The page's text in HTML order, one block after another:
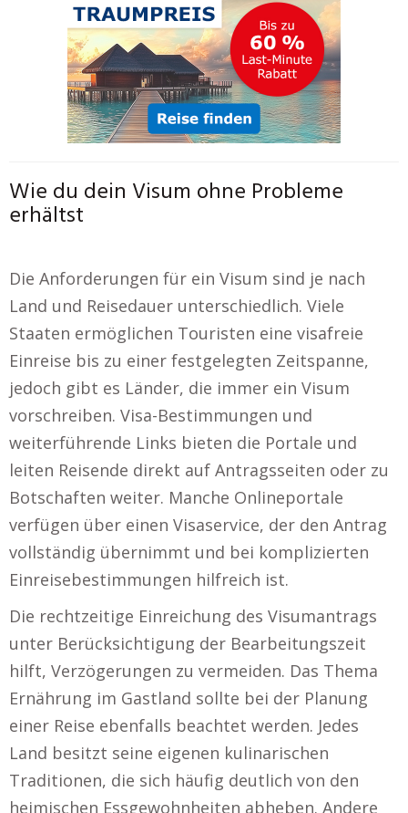
Wie du dein Visum ohne Probleme
erhältst
Die Anforderungen für ein Visum sind je nach
Land und Reisedauer unterschiedlich. Viele
Staaten ermöglichen Touristen eine visafreie
Einreise bis zu einer festgelegten Zeitspanne,
jedoch gibt es Länder, die immer ein Visum
vorschreiben. Visa-Bestimmungen und
weiterführende Links bieten die Portale und
leiten Reisende direkt auf Antragsseiten oder zu
Botschaften weiter. Manche Onlineportale
verfügen über einen Visaservice, der den Antrag
vollständig übernimmt und bei komplizierten
Einreisebestimmungen hilfreich ist.
Die rechtzeitige Einreichung des Visumantrags
unter Berücksichtigung der Bearbeitungszeit
hilft, Verzögerungen zu vermeiden. Das Thema
Ernährung im Gastland sollte bei der Planung
einer Reise ebenfalls beachtet werden. Jedes
Land besitzt seine eigenen kulinarischen
Traditionen, die sich häufig deutlich von den
heimischen Essgewohnheiten abheben. Andere